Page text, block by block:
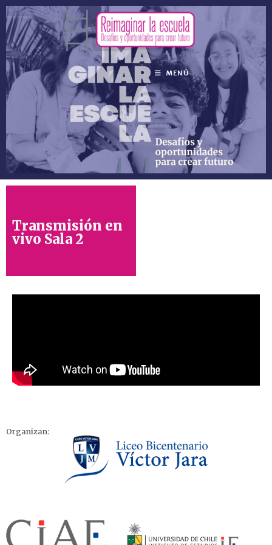
MENÚ
Transmisión en
vivo Sala 2
Organizan: